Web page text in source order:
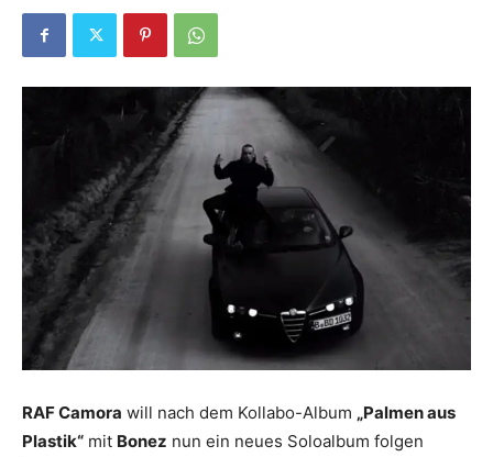
RAF Camora will nach dem Kollabo-Album „Palmen aus
Plastik“ mit Bonez nun ein neues Soloalbum folgen